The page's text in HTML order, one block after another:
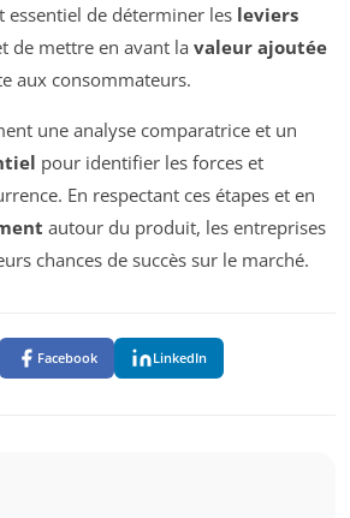
de déterminer les leviers
de mettre en avant la valeur ajoutée
aux consommateurs.
une analyse comparatrice et un
pour identifier les forces et
En respectant ces étapes et en
autour du produit, les entreprises
chances de succès sur le marché.
Facebook LinkedIn